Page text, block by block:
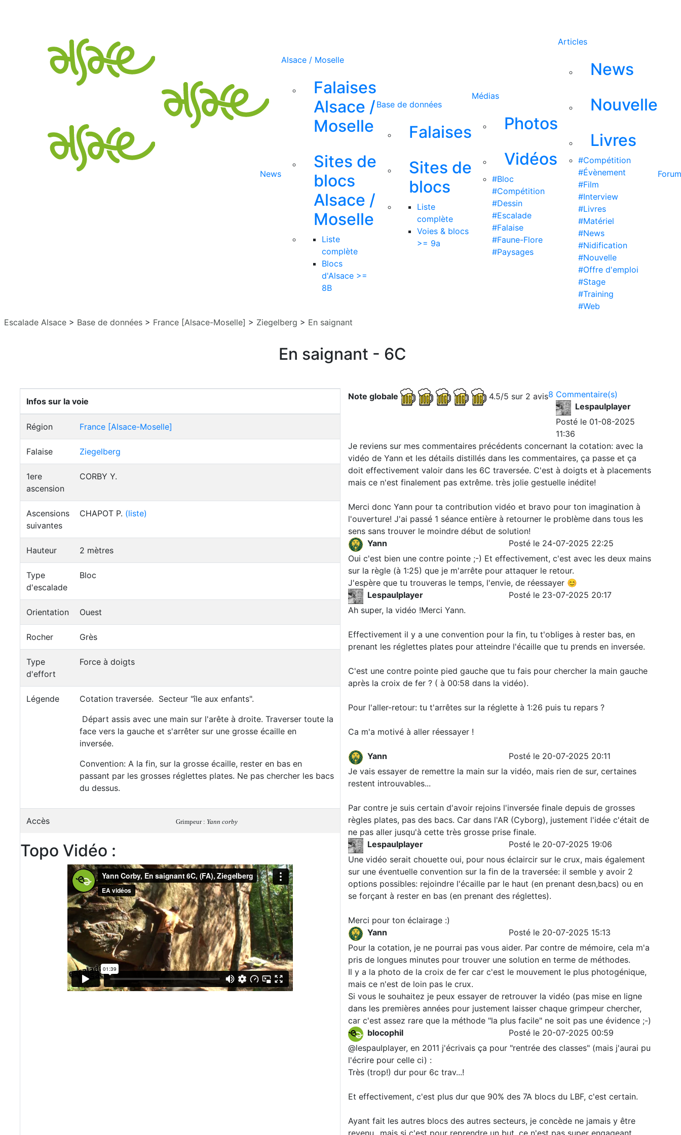
News
Alsace / Moselle
Falaises
Alsace /
Moselle
Sites de
blocs
Alsace /
Moselle
Liste
complète
Blocs
d'Alsace >=
8B
Base de données
Falaises
Sites de
blocs
Liste
complète
Voies & blocs
>= 9a
Médias
Photos
Vidéos
#Bloc
#Compétition
#Dessin
#Escalade
#Falaise
#Faune-Flore
#Paysages
Articles
News
Nouvelle
Livres
#Compétition
#Évènement
#Film
#Interview
#Livres
#Matériel
#News
#Nidification
#Nouvelle
#Offre d'emploi
#Stage
#Training
#Web
Forum
Escalade Alsace > Base de données > France [Alsace-Moselle] > Ziegelberg > En saignant
En saignant - 6C
Infos sur la voie
Région France [Alsace-Moselle]
Falaise Ziegelberg
1ere
ascension
CORBY Y.
Ascensions
suivantes
CHAPOT P. (liste)
Hauteur 2 mètres
Type
d'escalade
Bloc
Orientation Ouest
Rocher Grès
Type
d'effort
Force à doigts
Légende
Cotation traversée. Secteur "île aux enfants".
Départ assis avec une main sur l'arête à droite. Traverser toute la
face vers la gauche et s'arrêter sur une grosse écaille en
inversée.
Convention: A la fin, sur la grosse écaille, rester en bas en
passant par les grosses réglettes plates. Ne pas chercher les bacs
du dessus.
Accès Grimpeur : Yann corby
Topo Vidéo :
8 Commentaire(s)
Note globale
4.5/5 sur 2 avis
Lespaulplayer
Posté le 01-08-2025
11:36
Je reviens sur mes commentaires précédents concernant la cotation: avec la
vidéo de Yann et les détails distillés dans les commentaires, ça passe et ça
doit effectivement valoir dans les 6C traversée. C'est à doigts et à placements
mais ce n'est finalement pas extrême. très jolie gestuelle inédite!
Merci donc Yann pour ta contribution vidéo et bravo pour ton imagination à
l'ouverture! J'ai passé 1 séance entière à retourner le problème dans tous les
sens sans trouver le moindre début de solution!
Yann
Posté le 24-07-2025 22:25
Oui c'est bien une contre pointe ;-) Et effectivement, c'est avec les deux mains
sur la règle (à 1:25) que je m'arrête pour attaquer le retour.
J'espère que tu trouveras le temps, l'envie, de réessayer 😊
Lespaulplayer
Posté le 23-07-2025 20:17
Ah super, la vidéo !Merci Yann.
Effectivement il y a une convention pour la fin, tu t'obliges à rester bas, en
prenant les réglettes plates pour atteindre l'écaille que tu prends en inversée.
C'est une contre pointe pied gauche que tu fais pour chercher la main gauche
après la croix de fer ? ( à 00:58 dans la vidéo).
Pour l'aller-retour: tu t'arrêtes sur la réglette à 1:26 puis tu repars ?
Ca m'a motivé à aller réessayer !
Yann
Posté le 20-07-2025 20:11
Je vais essayer de remettre la main sur la vidéo, mais rien de sur, certaines
restent introuvables...
Par contre je suis certain d'avoir rejoins l'inversée finale depuis de grosses
règles plates, pas des bacs. Car dans l'AR (Cyborg), justement l'idée c'était de
ne pas aller jusqu'à cette très grosse prise finale.
Lespaulplayer
Posté le 20-07-2025 19:06
Une vidéo serait chouette oui, pour nous éclaircir sur le crux, mais également
sur une éventuelle convention sur la fin de la traversée: il semble y avoir 2
options possibles: rejoindre l'écaille par le haut (en prenant desn,bacs) ou en
se forçant à rester en bas (en prenant des réglettes).
Merci pour ton éclairage :)
Yann
Posté le 20-07-2025 15:13
Pour la cotation, je ne pourrai pas vous aider. Par contre de mémoire, cela m'a
pris de longues minutes pour trouver une solution en terme de méthodes.
Il y a la photo de la croix de fer car c'est le mouvement le plus photogénique,
mais ce n'est de loin pas le crux.
Si vous le souhaitez je peux essayer de retrouver la vidéo (pas mise en ligne
dans les premières années pour justement laisser chaque grimpeur chercher,
car c'est assez rare que la méthode "la plus facile" ne soit pas une évidence ;-)
blocophil
Posté le 20-07-2025 00:59
@lespaulplayer, en 2011 j'écrivais ça pour "rentrée des classes" (mais j'aurai pu
l'écrire pour celle ci) :
Très (trop!) dur pour 6c trav...!
Et effectivement, c'est plus dur que 90% des 7A blocs du LBF, c'est certain.
Ayant fait les autres blocs des autres secteurs, je concède ne jamais y être
revenu...mais si c'est pour reprendre un but, ce n'est pas super engageant.